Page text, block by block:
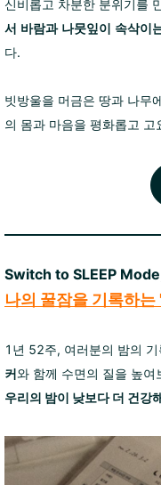
신비롭고 차분한 분위기를
서 바람과 나뭇잎이 속삭이
다.
빗방울을 머금은 땅과 나무
의 몸과 마음을 평화롭고
Switch to SLEEP
나의 꿀잠을 기록하
1년 52주, 여러분의 밤의
커와 함께 수면의 질을 높여
우리의 밤이 낮보다 더 건강